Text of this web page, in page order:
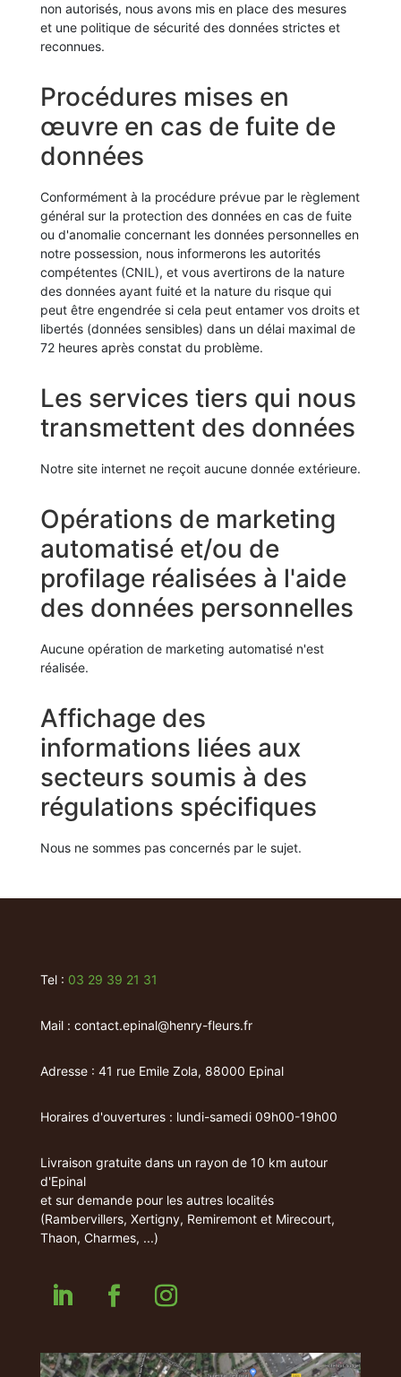
non autorisés, nous avons mis en place des mesures
et une politique de sécurité des données strictes et
reconnues.
Procédures mises en
œuvre en cas de fuite de
données
Conformément à la procédure prévue par le règlement
général sur la protection des données en cas de fuite
ou d'anomalie concernant les données personnelles en
notre possession, nous informerons les autorités
compétentes (CNIL), et vous avertirons de la nature
des données ayant fuité et la nature du risque qui
peut être engendrée si cela peut entamer vos droits et
libertés (données sensibles) dans un délai maximal de
72 heures après constat du problème.
Les services tiers qui nous
transmettent des données
Notre site internet ne reçoit aucune donnée extérieure.
Opérations de marketing
automatisé et/ou de
profilage réalisées à l'aide
des données personnelles
Aucune opération de marketing automatisé n'est
réalisée.
Affichage des
informations liées aux
secteurs soumis à des
régulations spécifiques
Nous ne sommes pas concernés par le sujet.
Tel : 03 29 39 21 31
Mail : contact.epinal@henry-fleurs.fr
Adresse : 41 rue Emile Zola, 88000 Epinal
Horaires d'ouvertures : lundi-samedi 09h00-19h00
Livraison gratuite dans un rayon de 10 km autour
d'Epinal
et sur demande pour les autres localités
(Rambervillers, Xertigny, Remiremont et Mirecourt,
Thaon, Charmes, ...)